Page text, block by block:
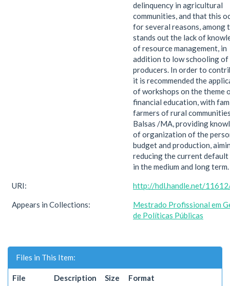
delinquency in agricultural
communities, and that this
for several reasons, among
stands out the lack of
of resource management, in
addition to low schooling of
producers. In order to
it is recommended the
of workshops on the theme
financial education, with
farmers of rural
Balsas /MA, providing
of organization of the
budget and production,
reducing the current default
in the medium and long term.
URI: http://hdl.handle.net/
Appears in Collections:
Mestrado Profissional em
de Políticas Públicas
Files in This Item:
File Description Size Format